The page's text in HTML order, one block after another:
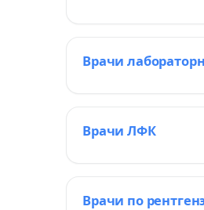
Врачи
Врачи ЛФК
Врачи по